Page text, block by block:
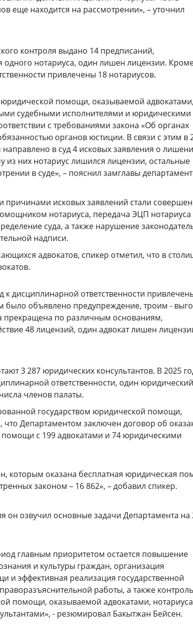
еще находится на рассмотрении», – уточнил
контроля выдано 14 предписаний,
одного нотариуса, один лишен лицензии.
привлечены 18 нотариусов.
юридической помощи, оказываемой адвокатами,
судебными исполнителями и юридическими
с требованиями закона «Об органах
органов юстиции. В связи с этим в
направлено в суд 4 исковых заявления о
из них нотариус лишился лицензии, остальные
в суде», – пояснил замглавы
причинами исковых заявлений стали
нотариуса, передача ЭЦП нотариуса
суда, а также нарушение
надписи.
адвокатов, спикер отметил, что в
к дисциплинарной ответственности
было объявлено предупреждение, троим -
прекращена по различным основаниям,
48 лицензий, один адвокат лишен
3 287 юридических консультантов. В 2025
ответственности, один юридический
членов палаты.
государством юридической помощи,
что Департаментом заключен договор об
с 199 адвокатами и 74 юридическими
которым оказана бесплатная юридическая
законом – 16 862», – добавил спикер.
он озвучил основные задачи Департамента на
главным приоритетом остается повышение
и культуры граждан, организация
и эффективная реализация государственной
работы, а также контроль
помощи, оказываемой адвокатами,
- резюмировал Бакытжан Бейсен.